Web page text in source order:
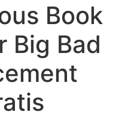
Book
Big Bad